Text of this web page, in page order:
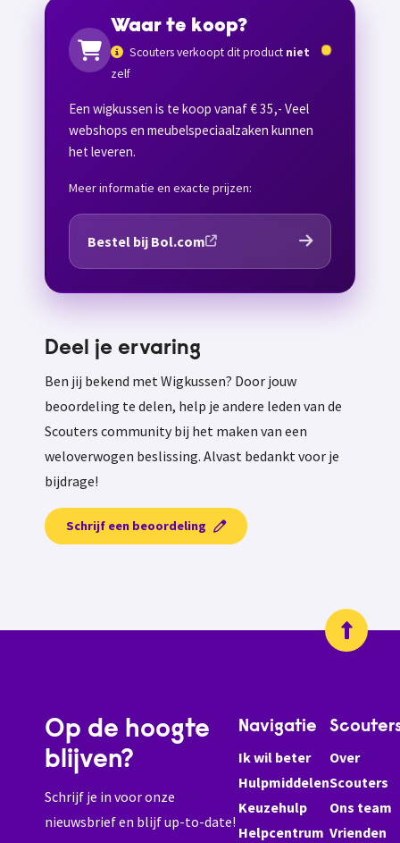
Waar te koop?
Scouters verkoopt dit product niet
zelf
Een wigkussen is te koop vanaf € 35,- Veel
webshops en meubelspeciaalzaken kunnen
het leveren.
Meer informatie en exacte prijzen:
Bestel bij Bol.com
Deel je ervaring
Ben jij bekend met Wigkussen? Door jouw
beoordeling te delen, help je andere leden van de
Scouters community bij het maken van een
weloverwogen beslissing. Alvast bedankt voor je
bijdrage!
Schrijf een beoordeling
Op de hoogte
blijven?
Schrijf je in voor onze
nieuwsbrief en blijf up-to-date!
Navigatie
Ik wil beter
Hulpmiddelen
Keuzehulp
Helpcentrum
Over
Scouters
Ons team
Vrienden